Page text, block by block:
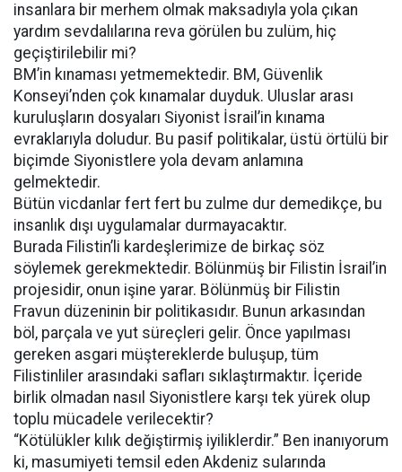
insanlara bir merhem olmak maksadıyla yola çıkan
yardım sevdalılarına reva görülen bu zulüm, hiç
geçiştirilebilir mi?
BM’in kınaması yetmemektedir. BM, Güvenlik
Konseyi’nden çok kınamalar duyduk. Uluslar arası
kuruluşların dosyaları Siyonist İsrail’in kınama
evraklarıyla doludur. Bu pasif politikalar, üstü örtülü bir
biçimde Siyonistlere yola devam anlamına
gelmektedir.
Bütün vicdanlar fert fert bu zulme dur demedikçe, bu
insanlık dışı uygulamalar durmayacaktır.
Burada Filistin’li kardeşlerimize de birkaç söz
söylemek gerekmektedir. Bölünmüş bir Filistin İsrail’in
projesidir, onun işine yarar. Bölünmüş bir Filistin
Fravun düzeninin bir politikasıdır. Bunun arkasından
böl, parçala ve yut süreçleri gelir. Önce yapılması
gereken asgari müştereklerde buluşup, tüm
Filistinliler arasındaki safları sıklaştırmaktır. İçeride
birlik olmadan nasıl Siyonistlere karşı tek yürek olup
toplu mücadele verilecektir?
“Kötülükler kılık değiştirmiş iyiliklerdir.” Ben inanıyorum
ki, masumiyeti temsil eden Akdeniz sularında